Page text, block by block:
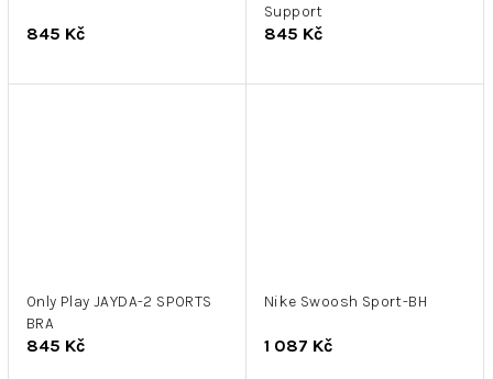
845 Kč
Support
845 Kč
Only Play JAYDA-2 SPORTS
BRA
845 Kč
Nike Swoosh Sport-BH
1 087 Kč